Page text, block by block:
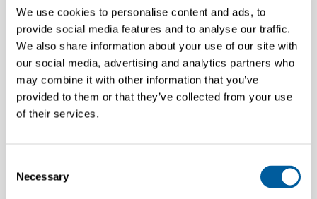
We use cookies to personalise content and ads, to
provide social media features and to analyse our traffic.
We also share information about your use of our site with
our social media, advertising and analytics partners who
may combine it with other information that you’ve
provided to them or that they’ve collected from your use
of their services.
Selection
Necessary
extra’s en kansen, dat we niet weten waar we moeten
beginnen … wat dacht je van de kans om deel uit te maken van
een wereldwijd, duurzaam modemerk; een gulle
kledingregeling; een geweldig, divers en gedreven team… en
een werkomgeving die ruimte biedt voor plezier, inspiratie en
innovatie!
jouw begeleidende motivatiebrief;
• Wanneer we denken dat je goed zal passen bij ons, bellen we